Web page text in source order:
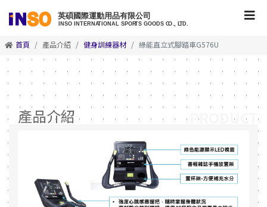
首頁 產品介紹 健身訓練器材 綠能直立式腳踏車G576U
產品介紹 PRODUCT